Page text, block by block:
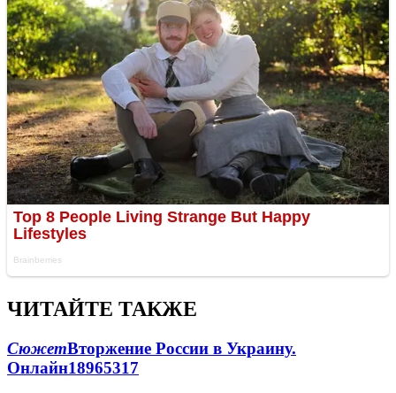
ЧИТАЙТЕ ТАКЖЕ
СюжетВторжение России в Украину.
Онлайн18965317